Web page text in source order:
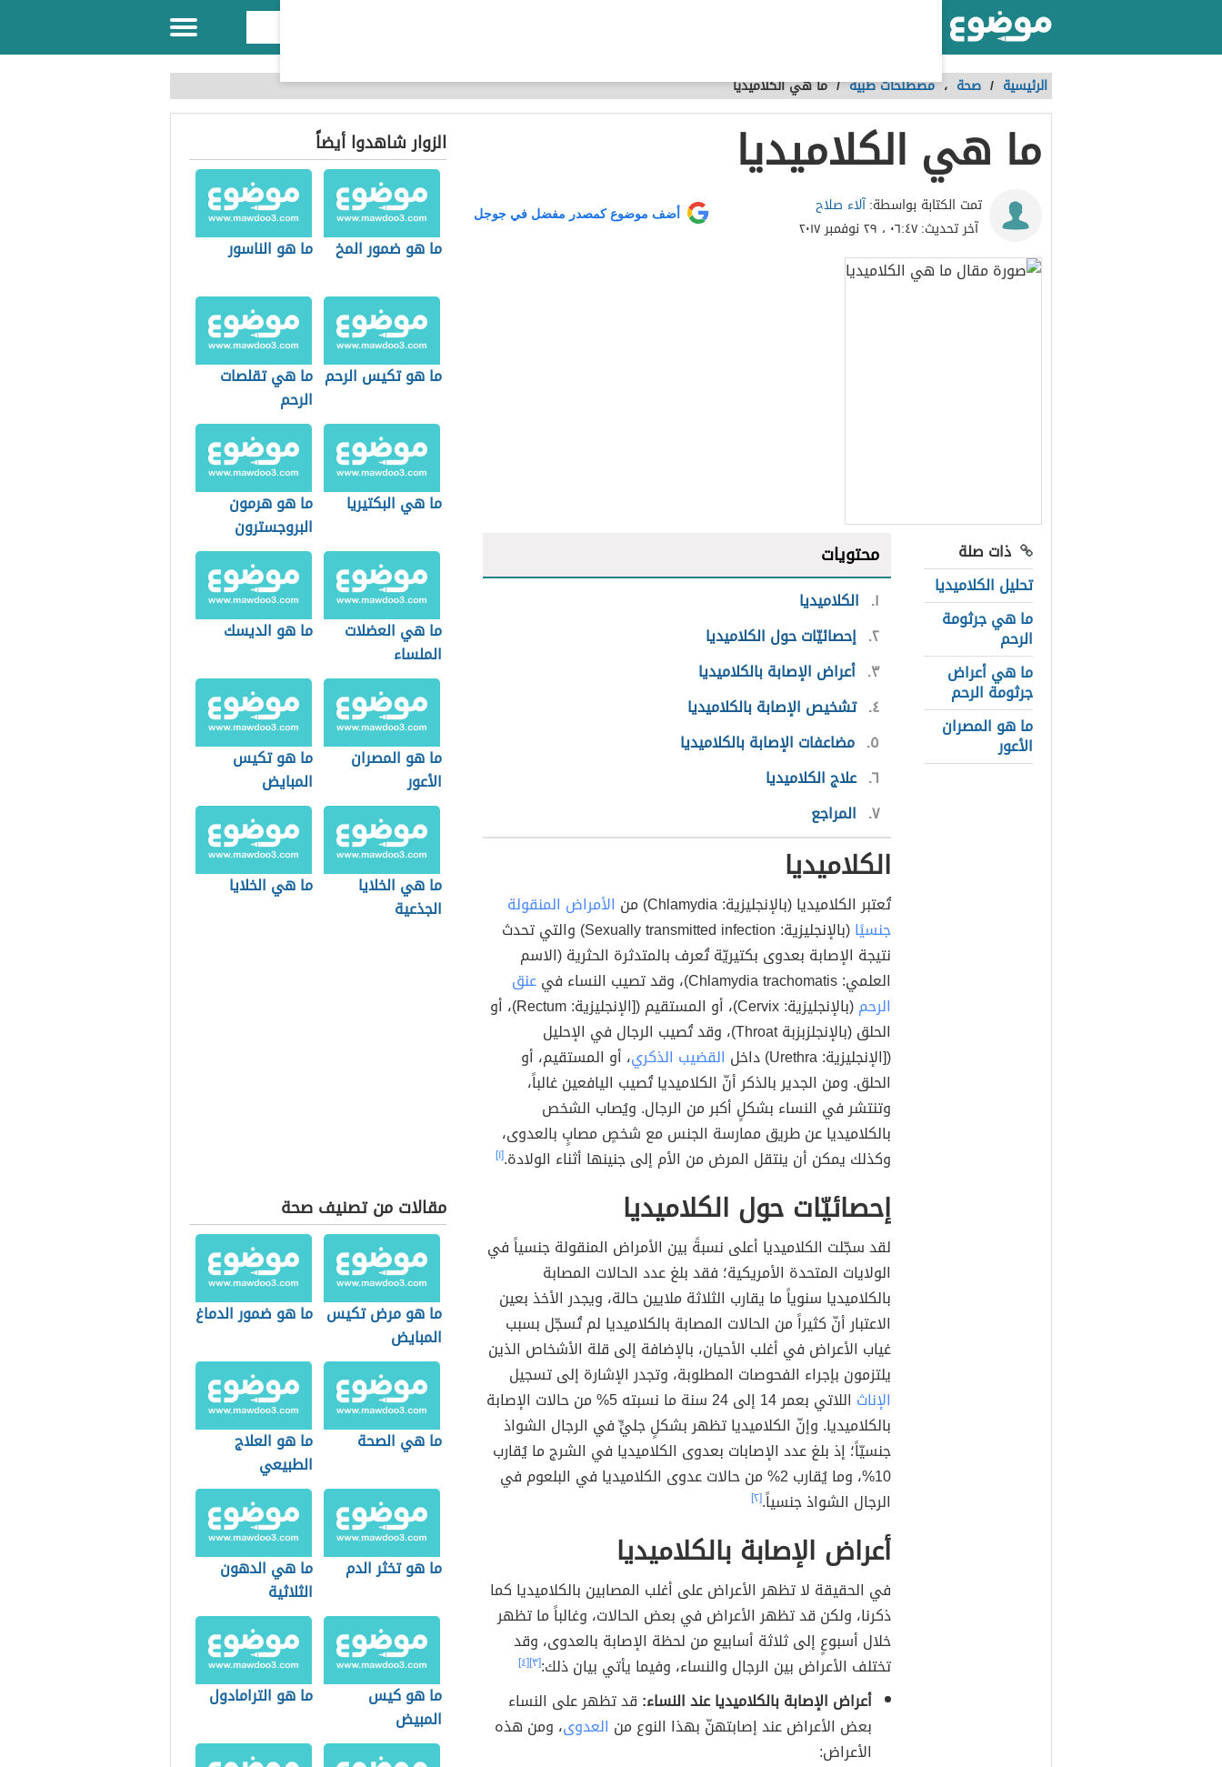
الرئيسية / صحة ،مصطلحات طبية /ما هي الكلاميديا
ما هي الكلاميديا
تمت الكتابة بواسطة:آلاء صلاح
آخر تحديث:٠٦:٤٧ ، ٢٩ نوفمبر ٢٠١٧
أضف موضوع كمصدر مفضل في جوجل
ذات صلة
تحليل الكلاميديا
ما هي جرثومة
الرحم
ما هي أعراض
جرثومة الرحم
ما هو المصران
الأعور
محتويات
١ الكلاميديا
٢ إحصائيّات حول الكلاميديا
٣ أعراض الإصابة بالكلاميديا
٤ تشخيص الإصابة بالكلاميديا
٥ مضاعفات الإصابة بالكلاميديا
٦ علاج الكلاميديا
٧ المراجع
الكلاميديا
تُعتبر الكلاميديا (بالإنجليزية: Chlamydia) من
الأمراض المنقولة
جنسيًا
(بالإنجليزية: Sexually transmitted infection) والتي تحدث
نتيجة الإصابة بعدوى بكتيريّة تُعرف بالمتدثرة الحثرية (الاسم
العلمي: Chlamydia trachomatis)، وقد تصيب النساء في
عنق
الرحم
(بالإنجليزية: Cervix)، أو المستقيم ([الإنجليزية: Rectum)، أو
الحلق (بالإنجلزبزبة Throat)، وقد تُصيب الرجال في الإحليل
([الإنجليزية: Urethra) داخل
القضيب الذكري، أو المستقيم، أو
الحلق. ومن الجدير بالذكر أنّ الكلاميديا تُصيب اليافعين غالباً،
وتنتشر في النساء بشكلٍ أكبر من الرجال. ويُصاب الشخص
بالكلاميديا عن طريق ممارسة الجنس مع شخصٍ مصابٍ بالعدوى،
وكذلك يمكن أن ينتقل المرض من الأم إلى جنينها أثناء الولادة.[١]
إحصائيّات حول الكلاميديا
لقد سجّلت الكلاميديا أعلى نسبةً بين الأمراض المنقولة جنسياً في
الولايات المتحدة الأمريكية؛ فقد بلغ عدد الحالات المصابة
بالكلاميديا سنوياً ما يقارب الثلاثة ملايين حالة، ويجدر الأخذ بعين
الاعتبار أنّ كثيراً من الحالات المصابة بالكلاميديا لم تُسجّل بسبب
غياب الأعراض في أغلب الأحيان، بالإضافة إلى قلة الأشخاص الذين
يلتزمون بإجراء الفحوصات المطلوبة، وتجدر الإشارة إلى تسجيل
الإناث
اللاتي بعمر 14 إلى 24 سنة ما نسبته 5% من حالات الإصابة
بالكلاميديا. وإنّ الكلاميديا تظهر بشكلٍ جليٍّ في الرجال الشواذ
جنسيّاً؛ إذ بلغ عدد الإصابات بعدوى الكلاميديا في الشرج ما يُقارب
10%، وما يُقارب 2% من حالات عدوى الكلاميديا في البلعوم في
الرجال الشواذ جنسياً.[٢]
أعراض الإصابة بالكلاميديا
في الحقيقة لا تظهر الأعراض على أغلب المصابين بالكلاميديا كما
ذكرنا، ولكن قد تظهر الأعراض في بعض الحالات، وغالباً ما تظهر
خلال أسبوعٍ إلى ثلاثة أسابيع من لحظة الإصابة بالعدوى، وقد
تختلف الأعراض بين الرجال والنساء، وفيما يأتي بيان ذلك:[٣] [٤]
أعراض الإصابة بالكلاميديا عند النساء: قد تظهر على النساء
بعض الأعراض عند إصابتهنّ بهذا النوع من العدوى، ومن هذه
الأعراض:
الزوار شاهدوا أيضاً
ما هو ضمور المخ ما هو الناسور
ما هو تكيس الرحم ما هي تقلصات
الرحم
ما هي البكتيريا
ما هو هرمون
البروجسترون
ما هي العضلات
الملساء
ما هو الديسك
ما هو المصران
الأعور
ما هو تكيس
المبايض
ما هي الخلايا
الجذعية
ما هي الخلايا
مقالات من تصنيف صحة
ما هو مرض تكيس
المبايض
ما هو ضمور الدماغ
ما هي الصحة
ما هو العلاج
الطبيعي
ما هو تخثر الدم
ما هي الدهون
الثلاثية
ما هو كيس
المبيض
ما هو الترامادول